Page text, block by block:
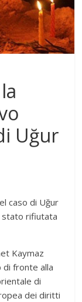
Uğur
caso di Uğur
stato rifiutata
Kaymaz
fronte alla
di
dei diritti